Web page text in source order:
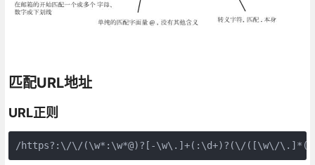
匹配URL地址
URL正则
/https?:\/\/(\w*:\w*@)?[-\w\.]+(:\d+)?(\/([\w\/